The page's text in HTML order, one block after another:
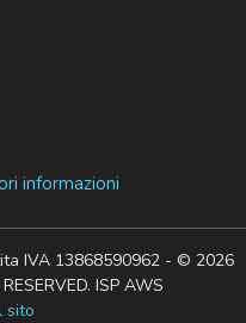
informazioni
IVA 13868590962 - © 2026
ISP AWS
sito